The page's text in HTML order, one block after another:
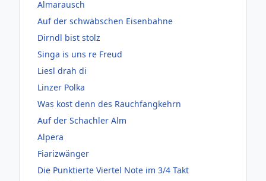
Almarausch
Auf der schwäbschen Eisenbahne
Dirndl bist stolz
Singa is uns re Freud
Liesl drah di
Linzer Polka
Was kost denn des Rauchfangkehrn
Auf der Schachler Alm
Alpera
Fiarizwänger
Die Punktierte Viertel Note im 3/4 Takt